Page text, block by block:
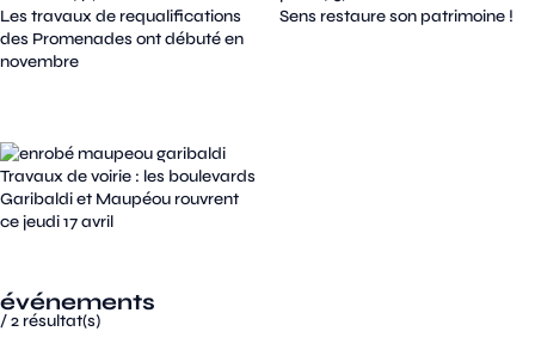
Les travaux de requalifications
des Promenades ont débuté en
novembre
Sens restaure son patrimoine !
Travaux de voirie : les boulevards
Garibaldi et Maupéou rouvrent
ce jeudi 17 avril
événements
/2résultat(s)